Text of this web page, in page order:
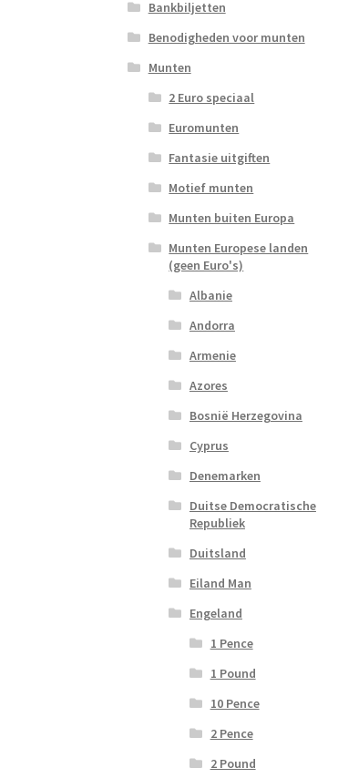
Bankbiljetten
Benodigheden voor munten
Munten
2 Euro speciaal
Euromunten
Fantasie uitgiften
Motief munten
Munten buiten Europa
Munten Europese landen
(geen Euro's)
Albanie
Andorra
Armenie
Azores
Bosnië Herzegovina
Cyprus
Denemarken
Duitse Democratische
Republiek
Duitsland
Eiland Man
Engeland
1 Pence
1 Pound
10 Pence
2 Pence
2 Pound